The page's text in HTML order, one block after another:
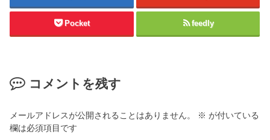
Pocket feedly
コメントを残す
メールアドレスが公開されることはありません。 ※ が付いている
欄は必須項目です